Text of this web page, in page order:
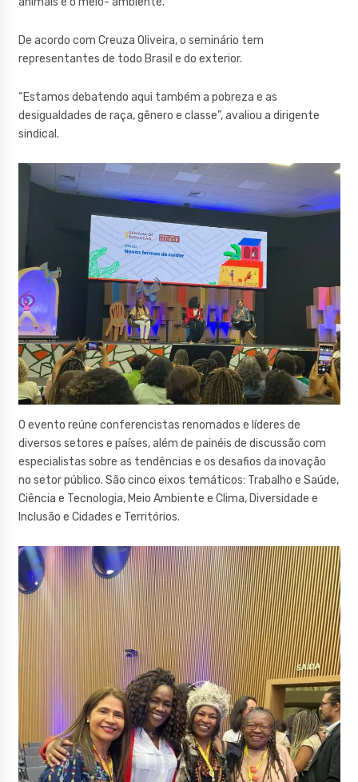
De acordo com Creuza Oliveira, o seminário tem
representantes de todo Brasil e do exterior.
“Estamos debatendo aqui também a pobreza e as
desigualdades de raça, gênero e classe”, avaliou a dirigente
sindical.
O evento reúne conferencistas renomados e líderes de
diversos setores e países, além de painéis de discussão com
especialistas sobre as tendências e os desafios da inovação
no setor público. São cinco eixos temáticos: Trabalho e Saúde,
Ciência e Tecnologia, Meio Ambiente e Clima, Diversidade e
Inclusão e Cidades e Territórios.